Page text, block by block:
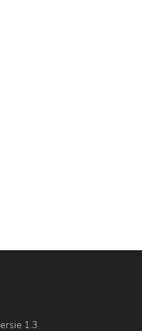
1.3